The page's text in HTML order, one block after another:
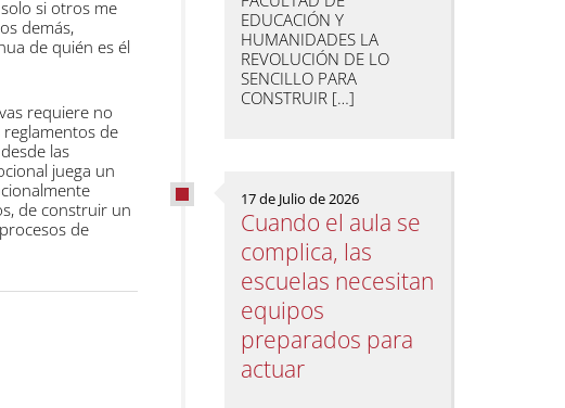
si otros me
demás,
de quién es él
requiere no
de
las
juega un
de construir un
de
EDUCACIÓN Y
HUMANIDADES LA
REVOLUCIÓN DE LO
SENCILLO PARA
CONSTRUIR […]
17 de Julio de 2026
Cuando el aula se
complica, las
escuelas necesitan
equipos
preparados para
actuar